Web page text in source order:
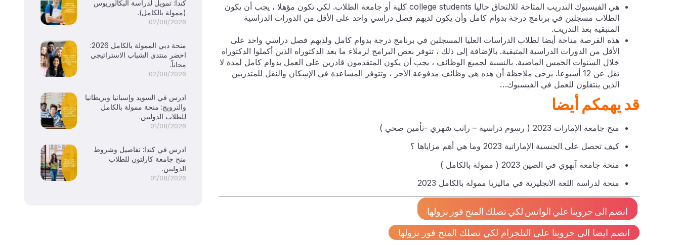
هي الفيسبوك التدريب المتاحة للالتحاق حاليا college students كلية أو جامعة الطلاب. لكي تكون مؤهلا ، يجب أن يكون
الطلاب مسجلين في برنامج درجة بدوام كامل وأن يكون لديهم فصل دراسي واحد على الأقل من الدورات الدراسية
المتبقية بعد التدريب.
هذه الفرصة متاحة أيضا لطلاب الدراسات العليا المسجلين في برنامج درجة بدوام كامل ولديهم فصل دراسي واحد على
الأقل من الدورات الدراسية المتبقية. بالإضافة إلى ذلك ، تتوفر بعض البرامج لزملاء ما بعد الدكتوراه الذين أكملوا الدكتوراه
خلال السنوات الخمس الماضية. بالنسبة لجميع الوظائف ، يجب أن يكون المتقدمون قادرين على العمل بدوام كامل لمدة لا
تقل عن 12 أسبوعا. يرجى ملاحظة أن هذه هي وظائف مدفوعة الأجر ، وتتوفر المساعدة في الإسكان والنقل للمتدربين
الذين ينتقلون للعمل في الفيسبوك…
قد يهمكم أيضا
منح جامعة الإمارات 2023 ( رسوم دراسية – راتب شهري -تأمين صحي )
كيف تحصل على الجنسية الإماراتية 2023 وما هي أهم مزاياها ؟
منحة جامعة آنهوي في الصين 2023 ( ممولة بالكامل )
منحة لدراسة اللغة الانجليزية في ماليزيا ممولة بالكامل 2023
انضم الى جروبنا علي الواتس لكي تصلك المنح فور نزولها
انضم ايضا الى جروبنا على التلجرام لكي تصلك المنح فور نزولها
كندا: تمويل لدراسة البكالوريوس
(ممولة بالكامل).
02/08/2026
منحة دبي الممولة بالكامل 2026:
احضر منتدى الشباب الاستراتيجي
مجاناً.
02/08/2026
ادرس في السويد وإسبانيا وبريطانيا
والنرويج: منحة ممولة بالكامل
للطلاب الدوليين.
01/08/2026
ادرس في كندا: تفاصيل وشروط
منح جامعة كارلتون للطلاب
الدوليين.
01/08/2026